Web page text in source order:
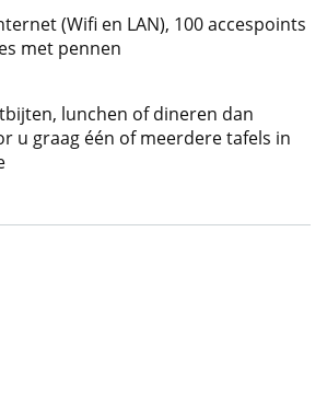
(Wifi en LAN), 100 accespoints
met pennen
lunchen of dineren dan
u graag één of meerdere tafels in